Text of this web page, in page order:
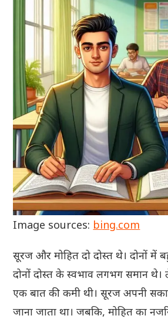
Image sources: bing.com
सूरज और मोहित दो दोस्त थे। दोनों में
दोनों दोस्त के स्वभाव लगभग समान थे।
एक बात की कमी थी। सूरज अपनी
जाना जाता था। जबकि, मोहित का